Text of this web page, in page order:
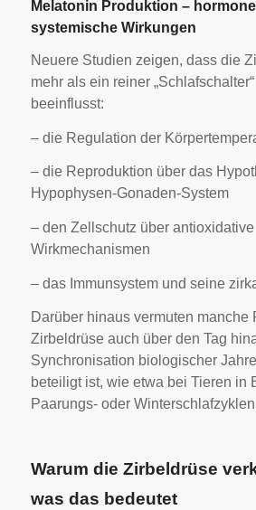
Melatonin Produktion –
systemische Wirkungen
Neuere Studien zeigen, dass die
mehr als ein reiner
beeinflusst:
– die Regulation der
– die Reproduktion über das
Hypophysen-Gonaden-System
– den Zellschutz über antioxidative
Wirkmechanismen
– das Immunsystem und seine
Darüber hinaus vermuten manche
Zirbeldrüse auch über den Tag
Synchronisation biologischer
beteiligt ist, wie etwa bei Tieren in
Paarungs- oder
Warum die Zirbeldrüse
was das bedeutet